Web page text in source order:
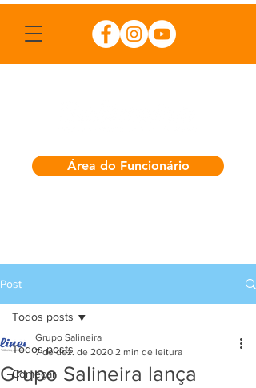
Área do Funcionário
Post
Todos posts
Começar
Todos posts
Grupo Salineira lança
Grupo Salineira
7 de dez. de 2020 2 min de leitura